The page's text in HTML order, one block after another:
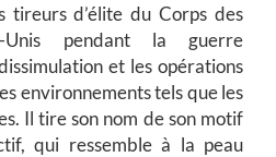
tireurs d’élite du Corps des
Unis pendant la guerre
et les opérations
environnements tels que les
Il tire son nom de son motif
qui ressemble à la peau